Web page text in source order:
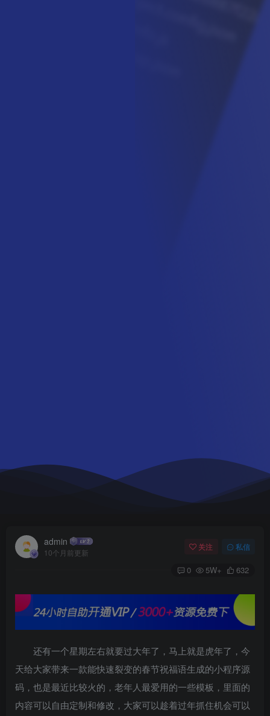
admin
10个月前更新
关注 私信
0 5W+ 632
还有一个星期左右就要过大年了，马上就是虎年了，今
天给大家带来一款能快速裂变的春节祝福语生成的小程序源
码，也是最近比较火的，老年人最爱用的一些模板，里面的
内容可以自由定制和修改，大家可以趁着过年抓住机会可以